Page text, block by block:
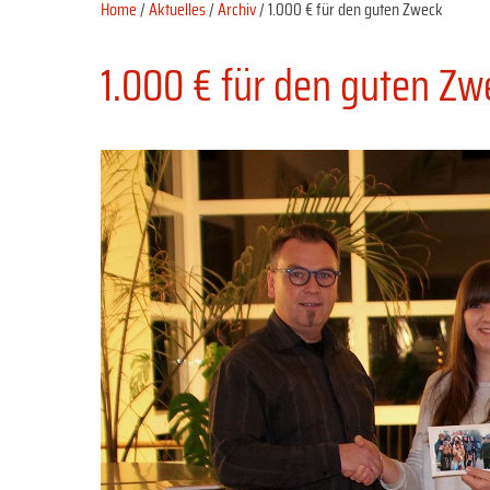
Home/Aktuelles/Archiv/ 1.000 € für den guten Zweck
1.000 € für den guten